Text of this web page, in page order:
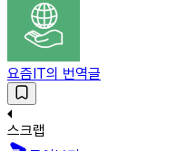
요즘IT의 번역글
스크랩